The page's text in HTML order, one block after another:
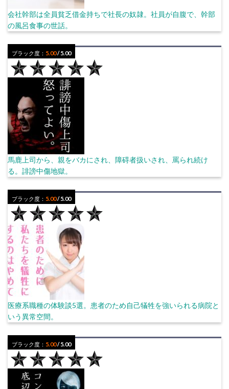
会社幹部は全員貧乏借金持ちで社長の奴隷。社員が自腹で、幹部
の風呂食事の世話。
ブラック度： 5.00/ 5.00
馬鹿上司から、親をバカにされ、障碍者扱いされ、罵られ続け
る。誹謗中傷地獄。
ブラック度： 5.00/ 5.00
医療系職種の体験談5選。患者のため自己犠牲を強いられる病院と
いう異常空間。
ブラック度： 5.00/ 5.00